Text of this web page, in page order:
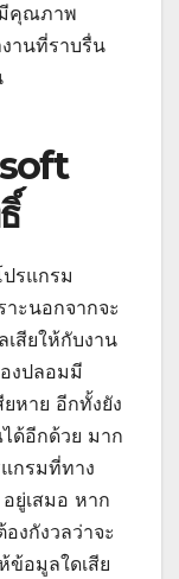
มีคุณภาพ
านที่ราบรื่น
รแกรม
ะนอกจากจะ
เสียให้กับงาน
งปลอมมี
หาย อีกทั้งยัง
ด้อีกด้วย มาก
กรมที่ทาง
ยู่เสมอ หาก
งกังวลว่าจะ
ข้อมูลใดเสีย